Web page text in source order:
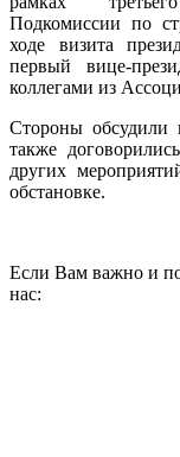
Подкомиссии по
ходе визита
первый вице-
коллегами из
Стороны обсудили
также
других
обстановке.
Если Вам важно и
нас: